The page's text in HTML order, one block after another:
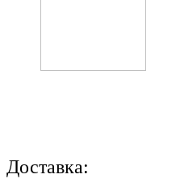
Доставка: